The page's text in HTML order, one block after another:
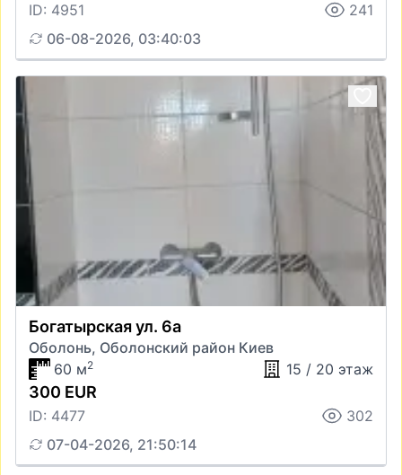
ID: 4951
241
06-08-2026, 03:40:03
Богатырская ул. 6а
Оболонь, Оболонский район Киев
60 м2 15 / 20 этаж
300 EUR
ID: 4477
302
07-04-2026, 21:50:14